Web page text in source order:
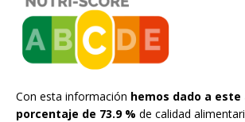
Con esta información hemos dado a
porcentaje de 73.9 % de calidad